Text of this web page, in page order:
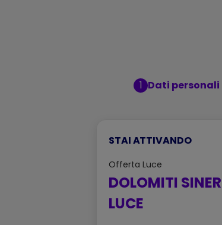
1 Dati personali
STAI ATTIVANDO
Offerta Luce
DOLOMITI
LUCE